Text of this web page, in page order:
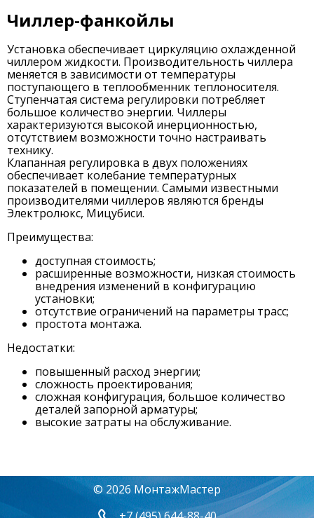
Чиллер-фанкойлы
Установка обеспечивает циркуляцию охлажденной
чиллером жидкости. Производительность чиллера
меняется в зависимости от температуры
поступающего в теплообменник теплоносителя.
Ступенчатая система регулировки потребляет
большое количество энергии. Чиллеры
характеризуются высокой инерционностью,
отсутствием возможности точно настраивать
технику.
Клапанная регулировка в двух положениях
обеспечивает колебание температурных
показателей в помещении. Самыми известными
производителями чиллеров являются бренды
Электролюкс, Мицубиси.
Преимущества:
доступная стоимость;
расширенные возможности, низкая стоимость
внедрения изменений в конфигурацию
установки;
отсутствие ограничений на параметры трасс;
простота монтажа.
Недостатки:
повышенный расход энергии;
сложность проектирования;
сложная конфигурация, большое количество
деталей запорной арматуры;
высокие затраты на обслуживание.
© 2026 МонтажМастер